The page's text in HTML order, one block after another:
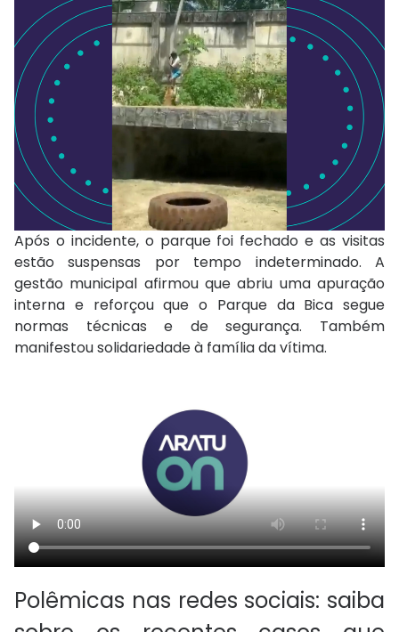
Após o incidente, o parque foi fechado e as visitas
estão suspensas por tempo indeterminado. A
gestão municipal afirmou que abriu uma apuração
interna e reforçou que o Parque da Bica segue
normas técnicas e de segurança. Também
manifestou solidariedade à família da vítima.
Polêmicas nas redes sociais: saiba